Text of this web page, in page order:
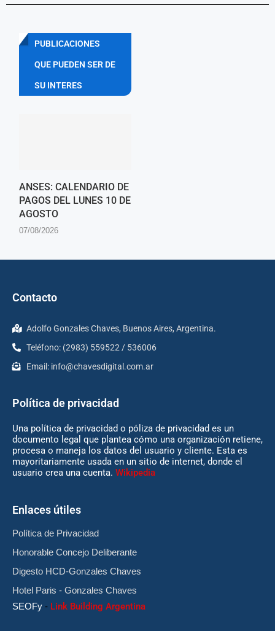
PUBLICACIONES
QUE PUEDEN SER DE
SU INTERES
ANSES: CALENDARIO DE
PAGOS DEL LUNES 10 DE
AGOSTO
07/08/2026
Contacto
Adolfo Gonzales Chaves, Buenos Aires, Argentina.
Teléfono: (2983) 559522 / 536006
Email: info@chavesdigital.com.ar
Política de privacidad
Una política de privacidad o póliza de privacidad es un
documento legal que plantea cómo una organización retiene,
procesa o maneja los datos del usuario y cliente. Esta es
mayoritariamente usada en un sitio de internet, donde el
usuario crea una cuenta. Wikipedia
Enlaces útiles
Política de Privacidad
Honorable Concejo Deliberante
Digesto HCD-Gonzales Chaves
Hotel Paris - Gonzales Chaves
SEOFy - Link Building Argentina